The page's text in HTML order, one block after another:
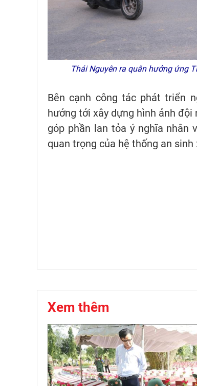
Thái Nguyên ra quân hưởng ứng
Bên cạnh công tác phát triển
hướng tới xây dựng hình ảnh đội
góp phần lan tỏa ý nghĩa nhân
quan trọng của hệ thống an sinh
Xem thêm